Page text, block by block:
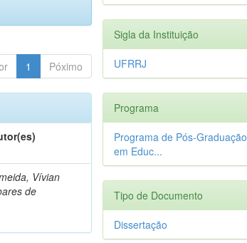
1 Póximo
Vívian
de
Sigla da Instituição
UFRRJ
Programa
Programa de Pós-Graduação
em Educ...
Tipo de Documento
Dissertação